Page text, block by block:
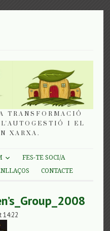
TRANSFORMACIÓ
I EL
XARXA.
FES-TE SOCI/A
CONTACTE
14:22